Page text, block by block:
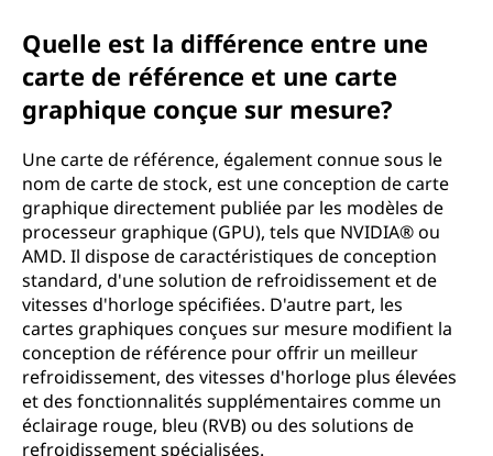
Quelle est la différence entre une
carte de référence et une carte
graphique conçue sur mesure?
Une carte de référence, également connue sous le
nom de carte de stock, est une conception de carte
graphique directement publiée par les modèles de
processeur graphique (GPU), tels que NVIDIA® ou
AMD. Il dispose de caractéristiques de conception
standard, d'une solution de refroidissement et de
vitesses d'horloge spécifiées. D'autre part, les
cartes graphiques conçues sur mesure modifient la
conception de référence pour offrir un meilleur
refroidissement, des vitesses d'horloge plus élevées
et des fonctionnalités supplémentaires comme un
éclairage rouge, bleu (RVB) ou des solutions de
refroidissement spécialisées.